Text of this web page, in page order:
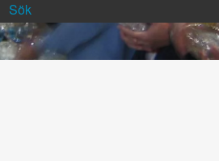
Sök